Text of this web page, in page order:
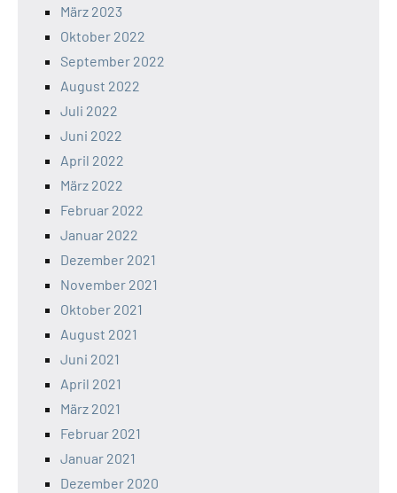
März 2023
Oktober 2022
September 2022
August 2022
Juli 2022
Juni 2022
April 2022
März 2022
Februar 2022
Januar 2022
Dezember 2021
November 2021
Oktober 2021
August 2021
Juni 2021
April 2021
März 2021
Februar 2021
Januar 2021
Dezember 2020